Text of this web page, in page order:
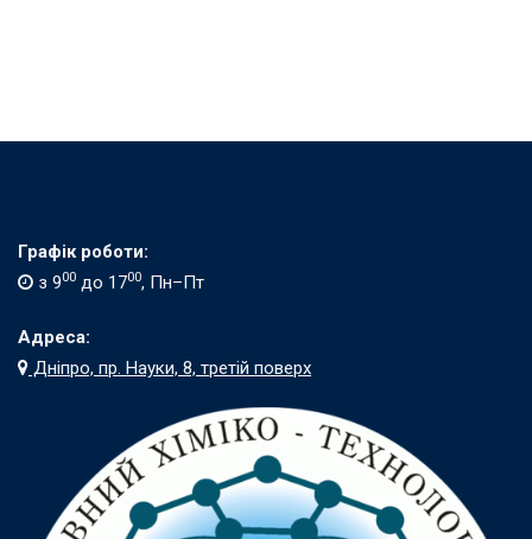
Графік роботи:
з 900 до 1700, Пн–Пт
Адреса:
Дніпро, пр. Науки, 8, третій поверх